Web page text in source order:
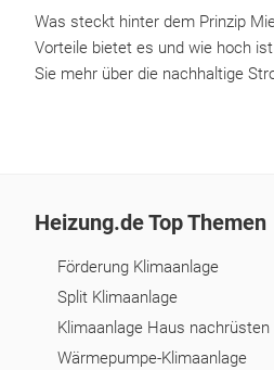
Was steckt hinter dem Prinzip
Vorteile bietet es und wie hoch
Sie mehr über die nachhaltige
Heizung.de Top Themen
Förderung Klimaanlage
Split Klimaanlage
Klimaanlage Haus nachrüsten
Wärmepumpe-Klimaanlage